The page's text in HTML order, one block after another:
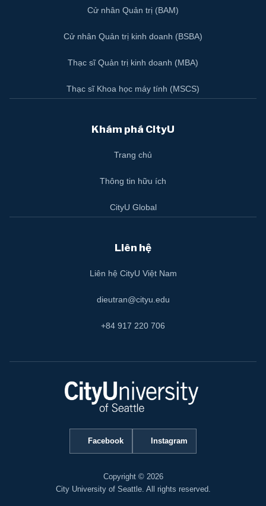
Cử nhân Quản trị (BAM)
Cử nhân Quản trị kinh doanh (BSBA)
Thạc sĩ Quản trị kinh doanh (MBA)
Thạc sĩ Khoa học máy tính (MSCS)
Khám phá CityU
Trang chủ
Thông tin hữu ích
CityU Global
Liên hệ
Liên hệ CityU Việt Nam
dieutran@cityu.edu
+84 917 220 706
Copyright © 2026
City University of Seattle. All rights reserved.
Facebook Instagram